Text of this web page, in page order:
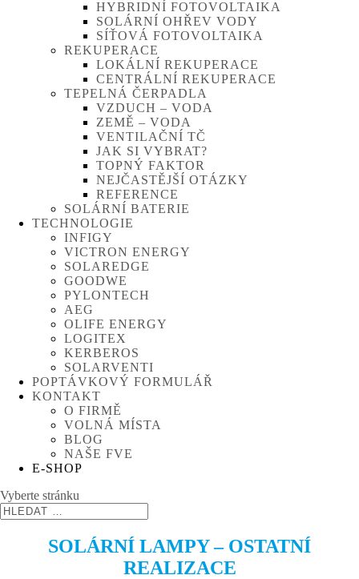
HYBRIDNÍ FOTOVOLTAIKA
SOLÁRNÍ OHŘEV VODY
SÍŤOVÁ FOTOVOLTAIKA
REKUPERACE
LOKÁLNÍ REKUPERACE
CENTRÁLNÍ REKUPERACE
TEPELNÁ ČERPADLA
VZDUCH – VODA
ZEMĚ – VODA
VENTILAČNÍ TČ
JAK SI VYBRAT?
TOPNÝ FAKTOR
NEJČASTĚJŠÍ OTÁZKY
REFERENCE
SOLÁRNÍ BATERIE
TECHNOLOGIE
INFIGY
VICTRON ENERGY
SOLAREDGE
GOODWE
PYLONTECH
AEG
OLIFE ENERGY
LOGITEX
KERBEROS
SOLARVENTI
POPTÁVKOVÝ FORMULÁŘ
KONTAKT
O FIRMĚ
VOLNÁ MÍSTA
BLOG
NAŠE FVE
E-SHOP
Vyberte stránku
SOLÁRNÍ LAMPY – OSTATNÍ
REALIZACE